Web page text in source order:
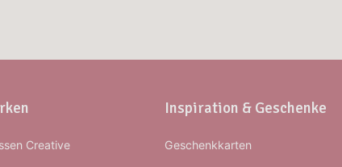
Creative
Inspiration & Geschenke
Geschenkkarten